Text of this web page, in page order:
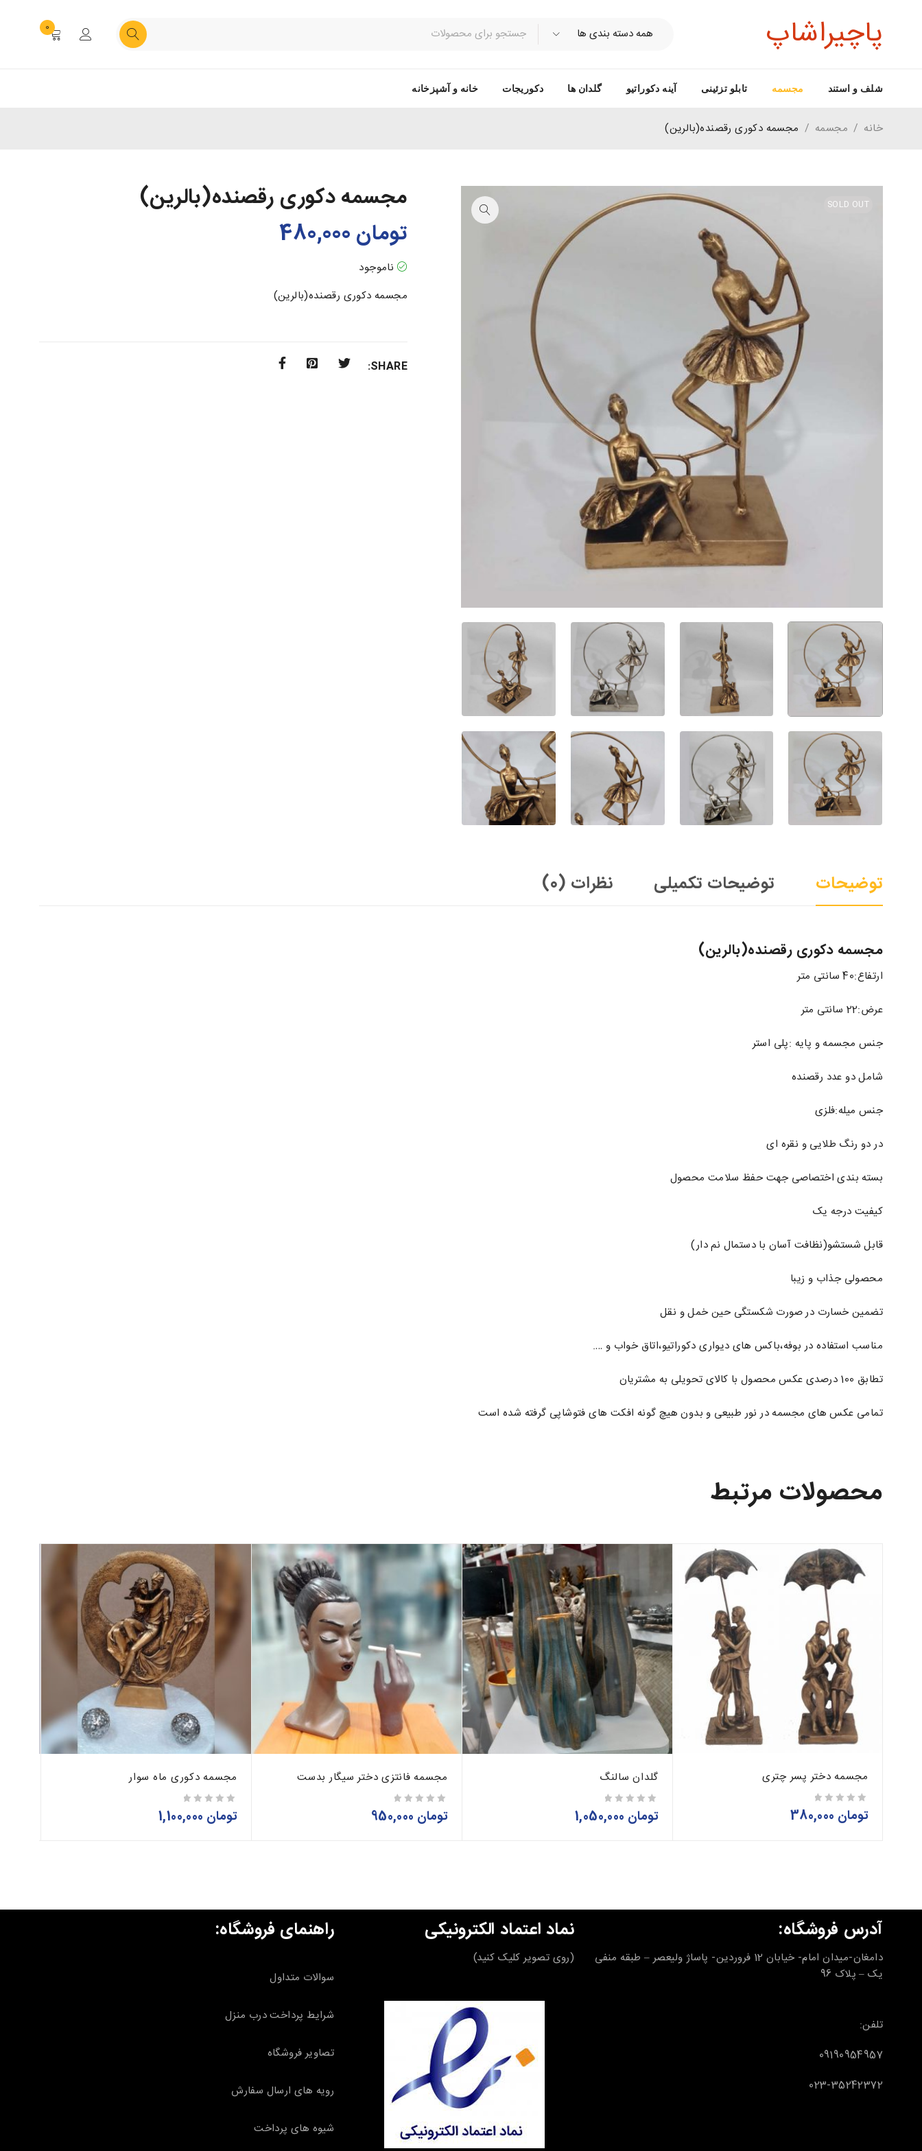
پاچیراشاپ 0
شلف و استند مجسمه تابلو تزئینی آینه دکوراتیو گلدان ها دکوریجات خانه و آشپزخانه
خانه / مجسمه / مجسمه دکوری رقصنده(بالرین)
SOLD OUT
مجسمه دکوری رقصنده(بالرین)
تومان
ناموجود
مجسمه دکوری رقصنده(بالرین)
SHARE:
توضیحات توضیحات تکمیلی نظرات (0)
مجسمه دکوری رقصنده(بالرین)
ارتفاع:40 سانتی متر
عرض:22 سانتی متر
جنس مجسمه و پایه :پلی استر
شامل دو عدد رقصنده
جنس میله:فلزی
در دو رنگ طلایی و نقره ای
بسته بندی اختصاصی جهت حفظ سلامت محصول
کیفیت درجه یک
قابل شستشو(نظافت آسان با دستمال نم دار)
محصولی جذاب و زیبا
تضمین خسارت در صورت شکستگی حین خمل و نقل
مناسب استفاده در بوفه،باکس های دیواری دکوراتیو،اتاق خواب و ….
تطابق 100 درصدی عکس محصول با کالای تحویلی به مشتریان
تمامی عکس های مجسمه در نور طبیعی و بدون هیچ گونه افکت های فتوشاپی گرفته شده است
محصولات مرتبط
مجسمه دختر پسر چتری
تومان
گلدان سالنگ
تومان
مجسمه فانتزی دختر سیگار بدست
تومان
مجسمه دکوری ماه سوار
تومان
آدرس فروشگاه:
دامغان-میدان امام- خیابان 12 فروردین- پاساژ ولیعصر – طبقه منفی
یک – پلاک 96
تلفن:
09190954957
023-35242372
نماد اعتماد الکترونیکی
(روی تصویر کلیک کنید)
راهنمای فروشگاه:
سوالات متداول
شرایط پرداخت درب منزل
تصاویر فروشگاه
رویه های ارسال سفارش
شیوه های پرداخت